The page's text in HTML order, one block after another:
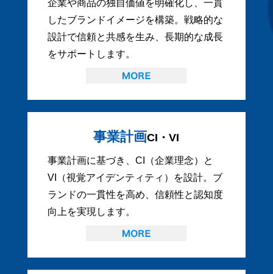
企業や商品の独自価値を明確化し、一貫
したブランドイメージを構築。戦略的な
設計で信頼と共感を生み、長期的な成長
をサポートします。
事業計画CI・VI
事業計画に基づき、CI（企業理念）と
VI（視覚アイデンティティ）を設計。ブ
ランドの一貫性を高め、信頼性と認知度
向上を実現します。